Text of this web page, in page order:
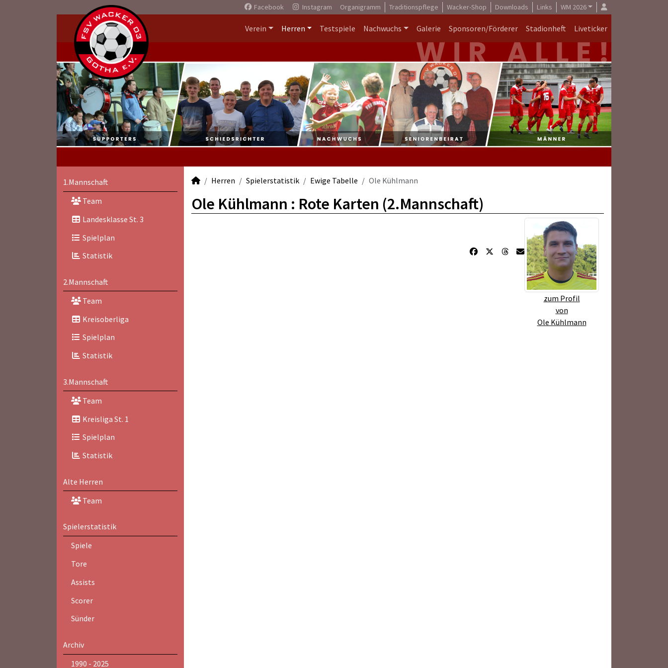
Facebook Instagram Organigramm Traditionspflege Wacker-Shop Downloads Links WM 2026
Verein Herren Testspiele Nachwuchs Galerie Sponsoren/Förderer Stadionheft Liveticker
1.Mannschaft
Team
Landesklasse St. 3
Spielplan
Statistik
2.Mannschaft
Team
Kreisoberliga
Spielplan
Statistik
3.Mannschaft
Team
Kreisliga St. 1
Spielplan
Statistik
Alte Herren
Team
Spielerstatistik
Spiele
Tore
Assists
Scorer
Sünder
Archiv
1990 - 2025
Herren Spielerstatistik Ewige Tabelle Ole Kühlmann
Ole Kühlmann : Rote Karten (2.Mannschaft)
zum Profil
von
Ole Kühlmann